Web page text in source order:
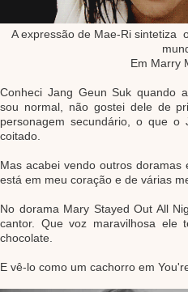
A expressão de Mae-Ri sintetiza
Em Marry
Conheci Jang Geun Suk quando
sou normal, não gostei dele de
personagem secundário, o que
coitado.
Mas acabei vendo outros
está em meu coração e de várias
No dorama Mary Stayed Out All
cantor. Que voz maravilhosa
chocolate.
E vê-lo como um cachorro em